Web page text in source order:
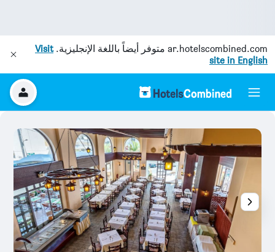
ar.hotelscombined.com متوفر أيضاً باللغة الإنجليزية.Visit
site in English